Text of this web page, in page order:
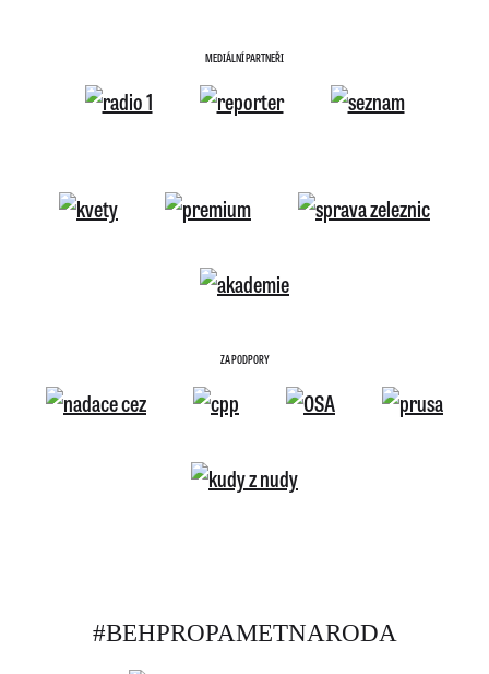
MEDIÁLNÍ PARTNEŘI
ZA PODPORY
#BEHPROPAMETNARODA